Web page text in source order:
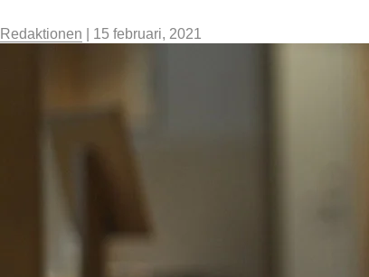
Redaktionen 15 februari, 2021